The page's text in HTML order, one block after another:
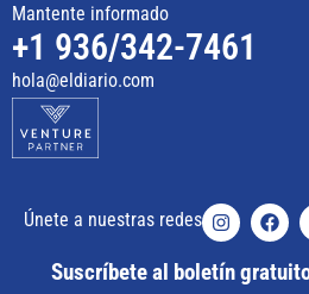
Mantente informado
+1 936/342-7461
hola@eldiario.com
Únete a nuestras redes
Suscríbete al boletín